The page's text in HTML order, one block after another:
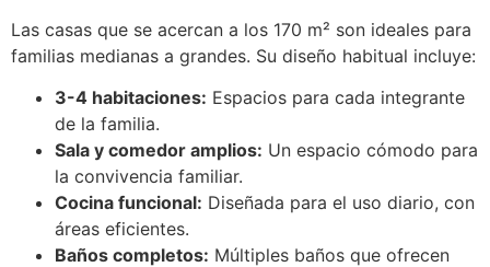
Las casas que se acercan a los 170 m² son ideales para
familias medianas a grandes. Su diseño habitual incluye:
3-4 habitaciones: Espacios para cada integrante
de la familia.
Sala y comedor amplios: Un espacio cómodo para
la convivencia familiar.
Cocina funcional: Diseñada para el uso diario, con
áreas eficientes.
Baños completos: Múltiples baños que ofrecen